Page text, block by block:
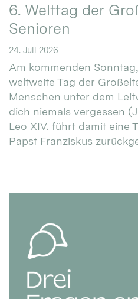
6. Welttag der
Senioren
24. Juli 2026
Am kommenden
weltweite Tag der
Menschen unter dem
dich niemals vergessen
Leo XIV. führt damit eine
Papst Franziskus